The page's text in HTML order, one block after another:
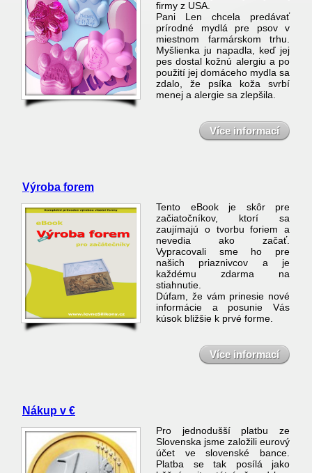
firmy z USA.
Pani Len chcela predávať
prírodné mydlá pre psov v
miestnom farmárskom trhu.
Myšlienka ju napadla, keď jej
pes dostal kožnú alergiu a po
použití jej domáceho mydla sa
zdalo, že psíka koža svrbí
menej a alergie sa zlepšila.
Více informací
Výroba forem
Tento eBook je skôr pre
začiatočníkov, ktorí sa
zaujímajú o tvorbu foriem a
nevedia ako začať.
Vypracovali sme ho pre
našich priaznivcov a je
každému zdarma na
stiahnutie.
Dúfam, že vám prinesie nové
informácie a posunie Vás
kúsok bližšie k prvé forme.
Více informací
Nákup v €
Pro jednodušší platbu ze
Slovenska jsme založili eurový
účet ve slovenské bance.
Platba se tak posílá jako